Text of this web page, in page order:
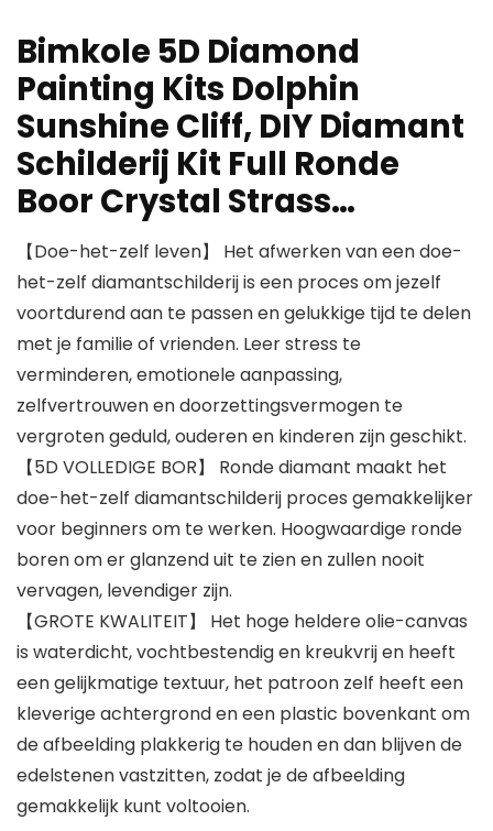
Bimkole 5D Diamond
Painting Kits Dolphin
Sunshine Cliff, DIY Diamant
Schilderij Kit Full Ronde
Boor Crystal Strass…
【Doe-het-zelf leven】 Het afwerken van een doe-
het-zelf diamantschilderij is een proces om jezelf
voortdurend aan te passen en gelukkige tijd te delen
met je familie of vrienden. Leer stress te
verminderen, emotionele aanpassing,
zelfvertrouwen en doorzettingsvermogen te
vergroten geduld, ouderen en kinderen zijn geschikt.
【5D VOLLEDIGE BOR】 Ronde diamant maakt het
doe-het-zelf diamantschilderij proces gemakkelijker
voor beginners om te werken. Hoogwaardige ronde
boren om er glanzend uit te zien en zullen nooit
vervagen, levendiger zijn.
【GROTE KWALITEIT】 Het hoge heldere olie-canvas
is waterdicht, vochtbestendig en kreukvrij en heeft
een gelijkmatige textuur, het patroon zelf heeft een
kleverige achtergrond en een plastic bovenkant om
de afbeelding plakkerig te houden en dan blijven de
edelstenen vastzitten, zodat je de afbeelding
gemakkelijk kunt voltooien.